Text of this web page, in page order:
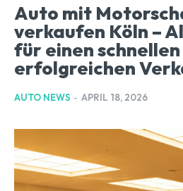
Auto mit
verkaufen Köln –
für einen schnellen
erfolgreichen
AUTO NEWS - APRIL 18, 2026